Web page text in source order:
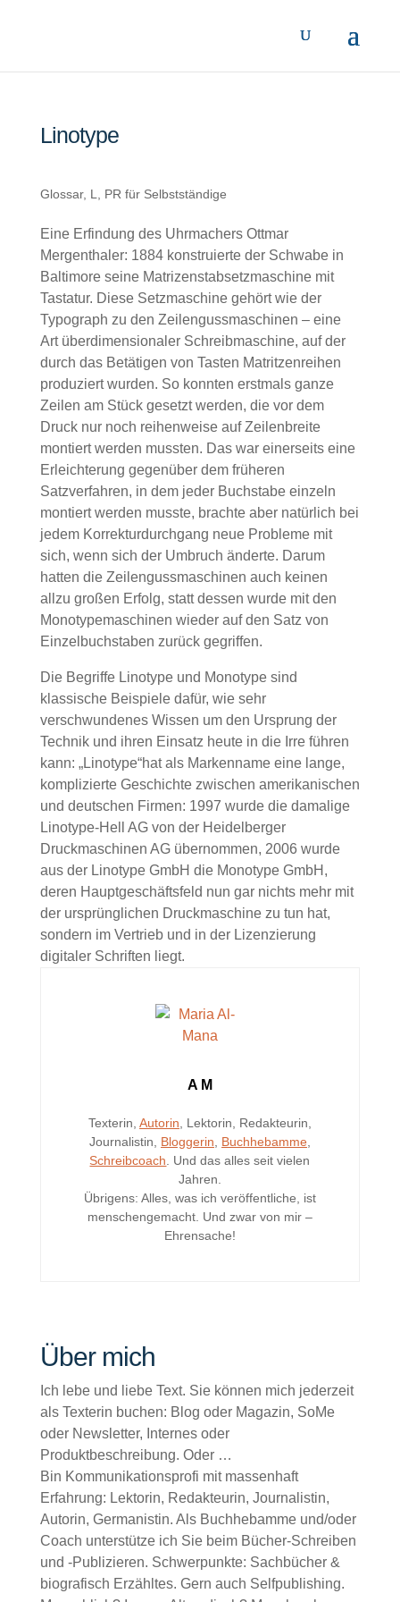
Linotype
Glossar, L PR für Selbstständige
Eine Erfindung des Uhrmachers Ottmar
Mergenthaler: 1884 konstruierte der Schwabe in
Baltimore seine Matrizenstabsetzmaschine mit
Tastatur. Diese Setzmaschine gehört wie der
Typograph zu den Zeilengussmaschinen – eine
Art überdimensionaler Schreibmaschine, auf der
durch das Betätigen von Tasten Matritzenreihen
produziert wurden. So konnten erstmals ganze
Zeilen am Stück gesetzt werden, die vor dem
Druck nur noch reihenweise auf Zeilenbreite
montiert werden mussten. Das war einerseits eine
Erleichterung gegenüber dem früheren
Satzverfahren, in dem jeder Buchstabe einzeln
montiert werden musste, brachte aber natürlich bei
jedem Korrekturdurchgang neue Probleme mit
sich, wenn sich der Umbruch änderte. Darum
hatten die Zeilengussmaschinen auch keinen
allzu großen Erfolg, statt dessen wurde mit den
Monotypemaschinen wieder auf den Satz von
Einzelbuchstaben zurück gegriffen.
Die Begriffe Linotype und Monotype sind
klassische Beispiele dafür, wie sehr
verschwundenes Wissen um den Ursprung der
Technik und ihren Einsatz heute in die Irre führen
kann: „Linotype“hat als Markenname eine lange,
komplizierte Geschichte zwischen amerikanischen
und deutschen Firmen: 1997 wurde die damalige
Linotype-Hell AG von der Heidelberger
Druckmaschinen AG übernommen, 2006 wurde
aus der Linotype GmbH die Monotype GmbH,
deren Hauptgeschäftsfeld nun gar nichts mehr mit
der ursprünglichen Druckmaschine zu tun hat,
sondern im Vertrieb und in der Lizenzierung
digitaler Schriften liegt.
A M
Texterin, Autorin , Lektorin, Redakteurin,
Journalistin, Bloggerin Buchhebamme,
Schreibcoach . Und das alles seit vielen
Jahren.
Übrigens: Alles, was ich veröffentliche, ist
menschengemacht. Und zwar von mir –
Ehrensache!
Über mich
Ich lebe und liebe Text. Sie können mich jederzeit
als Texterin buchen: Blog oder Magazin, SoMe
oder Newsletter, Internes oder
Produktbeschreibung. Oder …
Bin Kommunikationsprofi mit massenhaft
Erfahrung: Lektorin, Redakteurin, Journalistin,
Autorin, Germanistin. Als Buchhebamme und/oder
Coach unterstütze ich Sie beim Bücher-Schreiben
und -Publizieren. Schwerpunkte: Sachbücher &
biografisch Erzähltes. Gern auch Selfpublishing.